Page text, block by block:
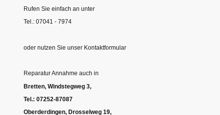
Rufen Sie einfach an unter
Tel.: 07041 - 7974
oder nutzen Sie unser Kontaktformular
Reparatur Annahme auch in
Bretten, Windstegweg 3,
Tel.: 07252-87087
Oberderdingen, Drosselweg 19,